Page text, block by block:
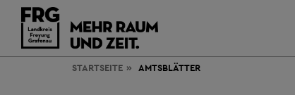
STARTSEITE AMTSBLÄTTER